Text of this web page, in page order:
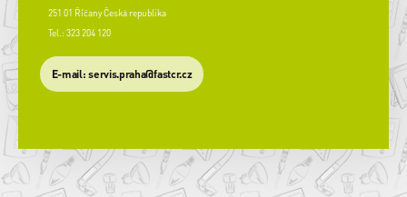
251 01 Říčany Česká republika
Tel.: 323 204 120
​E-mail: servis.praha@fastcr.cz